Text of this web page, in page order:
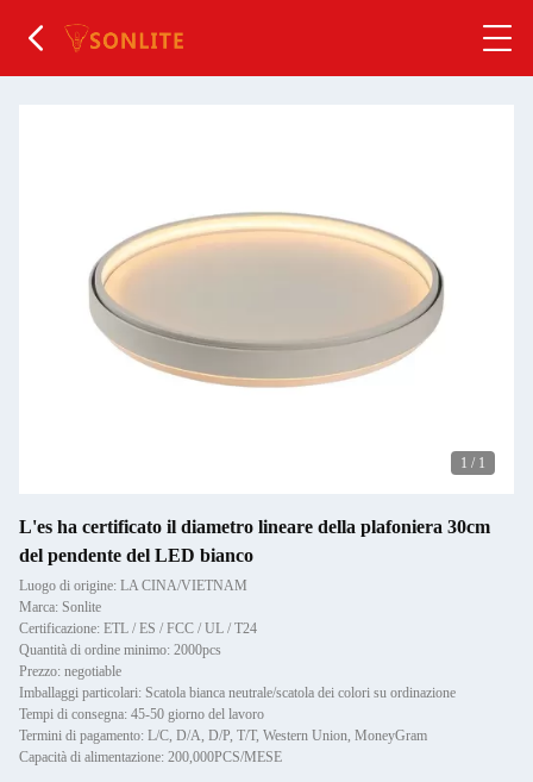
1 / 1
L'es ha certificato il diametro lineare della plafoniera 30cm
del pendente del LED bianco
Luogo di origine: LA CINA/VIETNAM
Marca: Sonlite
Certificazione: ETL / ES / FCC / UL / T24
Quantità di ordine minimo: 2000pcs
Prezzo: negotiable
Imballaggi particolari: Scatola bianca neutrale/scatola dei colori su ordinazione
Tempi di consegna: 45-50 giorno del lavoro
Termini di pagamento: L/C, D/A, D/P, T/T, Western Union, MoneyGram
Capacità di alimentazione: 200,000PCS/MESE